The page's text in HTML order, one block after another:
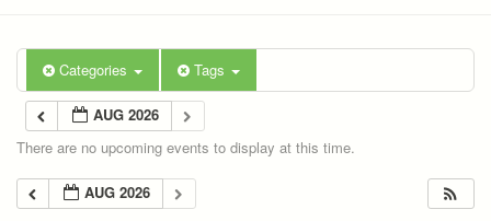
Categories Tags
AUG 2026
There are no upcoming events to display at this time.
AUG 2026